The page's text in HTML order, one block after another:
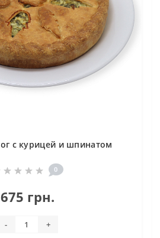
с курицей и шпинатом
0
675 грн.
- +